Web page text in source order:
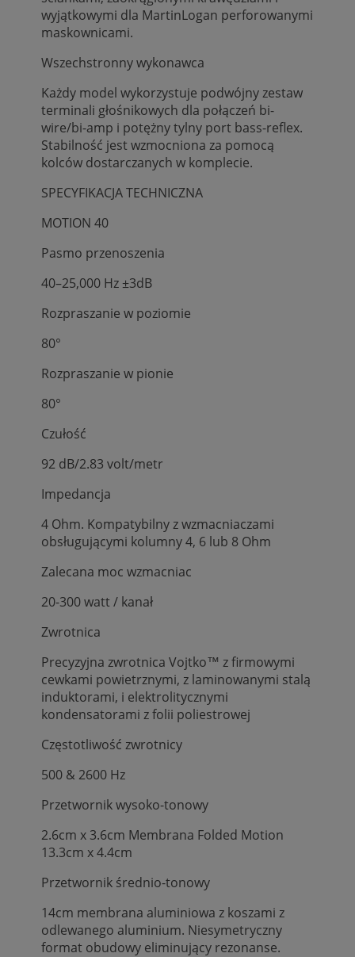
wyjątkowymi dla MartinLogan perforowanymi
maskownicami.
Wszechstronny wykonawca
Każdy model wykorzystuje podwójny zestaw
terminali głośnikowych dla połączeń bi-
wire/bi-amp i potężny tylny port bass-reflex.
Stabilność jest wzmocniona za pomocą
kolców dostarczanych w komplecie.
SPECYFIKACJA TECHNICZNA
MOTION 40
Pasmo przenoszenia
40–25,000 Hz ±3dB
Rozpraszanie w poziomie
80°
Rozpraszanie w pionie
80°
Czułość
92 dB/2.83 volt/metr
Impedancja
4 Ohm. Kompatybilny z wzmacniaczami
obsługującymi kolumny 4, 6 lub 8 Ohm
Zalecana moc wzmacniac
20-300 watt / kanał
Zwrotnica
Precyzyjna zwrotnica Vojtko™ z firmowymi
cewkami powietrznymi, z laminowanymi stalą
induktorami, i elektrolitycznymi
kondensatorami z folii poliestrowej
Częstotliwość zwrotnicy
500 & 2600 Hz
Przetwornik wysoko-tonowy
2.6cm x 3.6cm Membrana Folded Motion
13.3cm x 4.4cm
Przetwornik średnio-tonowy
14cm membrana aluminiowa z koszami z
odlewanego aluminium. Niesymetryczny
format obudowy eliminujący rezonanse.